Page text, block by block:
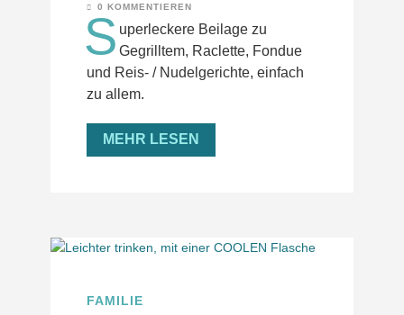
0 KOMMENTIEREN
S uperleckere Beilage zu
Gegrilltem, Raclette, Fondue
und Reis- / Nudelgerichte, einfach
zu allem.
MEHR LESEN
FAMILIE